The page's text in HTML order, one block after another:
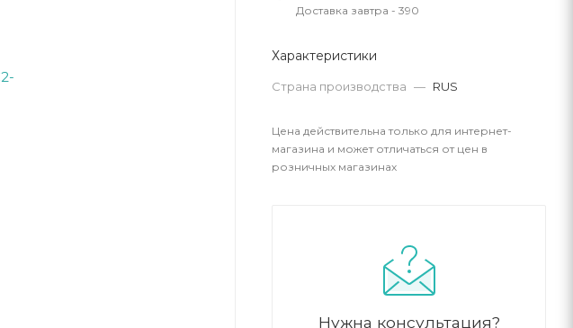
Доставка завтра - 390
Характеристики
Страна производства — RUS
Цена действительна только для интернет-
магазина и может отличаться от цен в
розничных магазинах
Нужна консультация?